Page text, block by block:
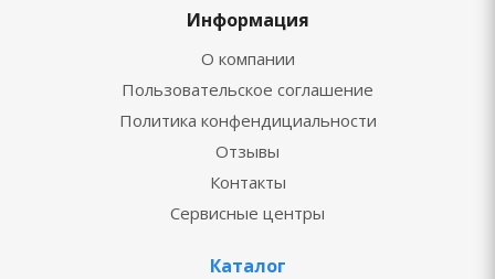
Информация
О компании
Пользовательское соглашение
Политика конфендициальности
Отзывы
Контакты
Сервисные центры
Каталог